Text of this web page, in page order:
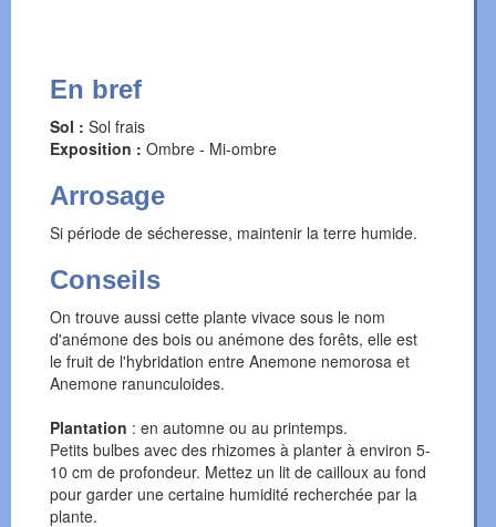
En bref
Sol : Sol frais
Exposition : Ombre - Mi-ombre
Arrosage
Si période de sécheresse, maintenir la terre humide.
Conseils
On trouve aussi cette plante vivace sous le nom
d'anémone des bois ou anémone des forêts, elle est
le fruit de l'hybridation entre Anemone nemorosa et
Anemone ranunculoides.
Plantation : en automne ou au printemps.
Petits bulbes avec des rhizomes à planter à environ 5-
10 cm de profondeur. Mettez un lit de cailloux au fond
pour garder une certaine humidité recherchée par la
plante.